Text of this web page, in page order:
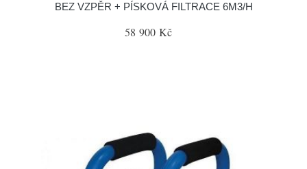
BEZ VZPĚR + PÍSKOVÁ FILTRACE 6M3/H
58 900 Kč